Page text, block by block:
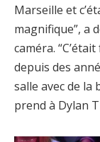
Marseille et
magnifique”, a
caméra.
depuis des
salle avec de la
prend à Dylan